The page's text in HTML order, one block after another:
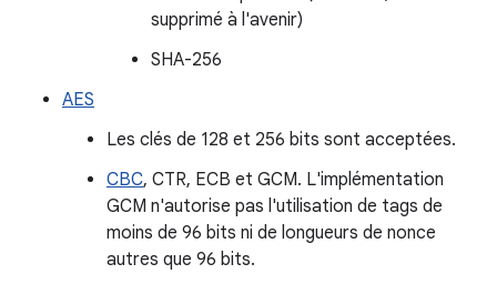
supprimé à l'avenir)
SHA-256
AES
Les clés de 128 et 256 bits sont acceptées.
CBC, CTR, ECB et GCM. L'implémentation
GCM n'autorise pas l'utilisation de tags de
moins de 96 bits ni de longueurs de nonce
autres que 96 bits.